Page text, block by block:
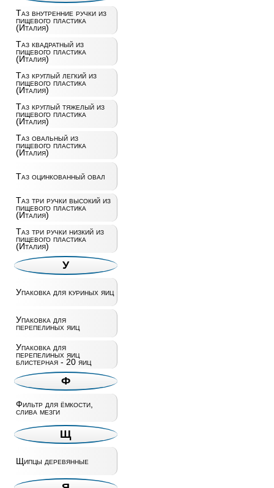
Таз внутренние ручки из
пищевого пластика
(Италия)
Таз квадратный из
пищевого пластика
(Италия)
Таз круглый легкий из
пищевого пластика
(Италия)
Таз круглый тяжелый из
пищевого пластика
(Италия)
Таз овальный из
пищевого пластика
(Италия)
Таз оцинкованный овал
Таз три ручки высокий из
пищевого пластика
(Италия)
Таз три ручки низкий из
пищевого пластика
(Италия)
У
Упаковка для куриных яиц
Упаковка для
перепелиных яиц
Упаковка для
перепелиных яиц
блистерная - 20 яиц
Ф
Фильтр для ёмкости,
слива мезги
Щ
Щипцы деревянные